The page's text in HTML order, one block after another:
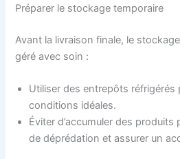
Préparer le stockage temporaire
Avant la livraison finale, le
géré avec soin :
Utiliser des entrepôts réfrigérés
conditions idéales.
Éviter d’accumuler des produits
de déprédation et assurer un